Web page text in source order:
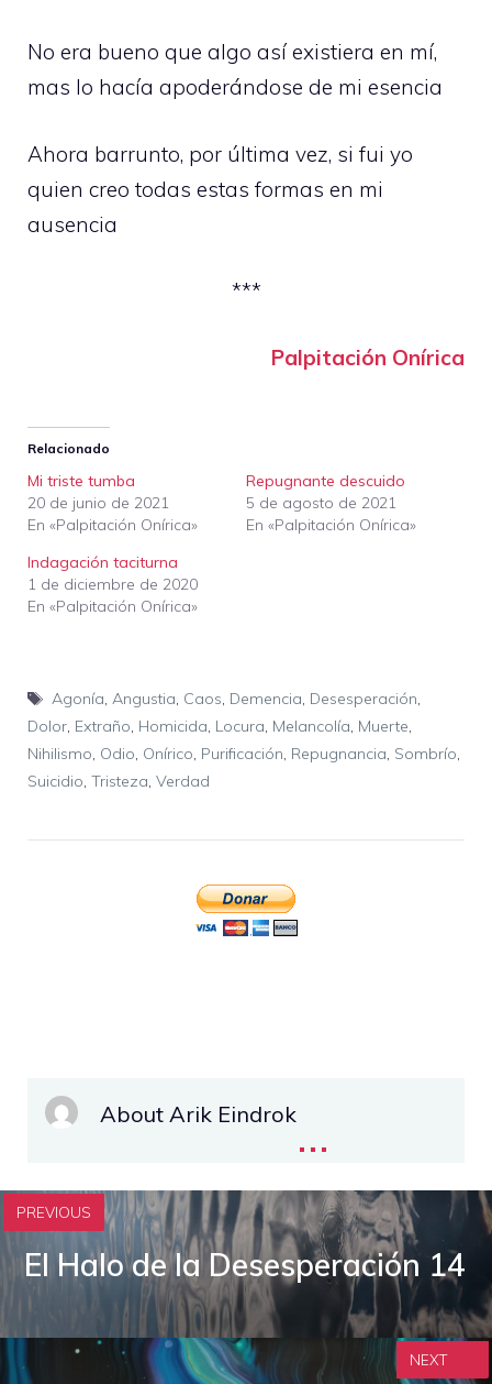
No era bueno que algo así existiera en mí,
mas lo hacía apoderándose de mi esencia
Ahora barrunto, por última vez, si fui yo
quien creo todas estas formas en mi
ausencia
***
Palpitación Onírica
Relacionado
Mi triste tumba
20 de junio de 2021
En «Palpitación Onírica»
Repugnante descuido
5 de agosto de 2021
En «Palpitación Onírica»
Indagación taciturna
1 de diciembre de 2020
En «Palpitación Onírica»
Etiquetas
Agonía, Angustia, Caos, Demencia, Desesperación,
Dolor, Extraño, Homicida, Locura, Melancolía, Muerte,
Nihilismo, Odio, Onírico, Purificación, Repugnancia, Sombrío,
Suicidio, Tristeza, Verdad
About Arik Eindrok...
PREVIOUS
El Halo de la Desesperación 14
NEXT